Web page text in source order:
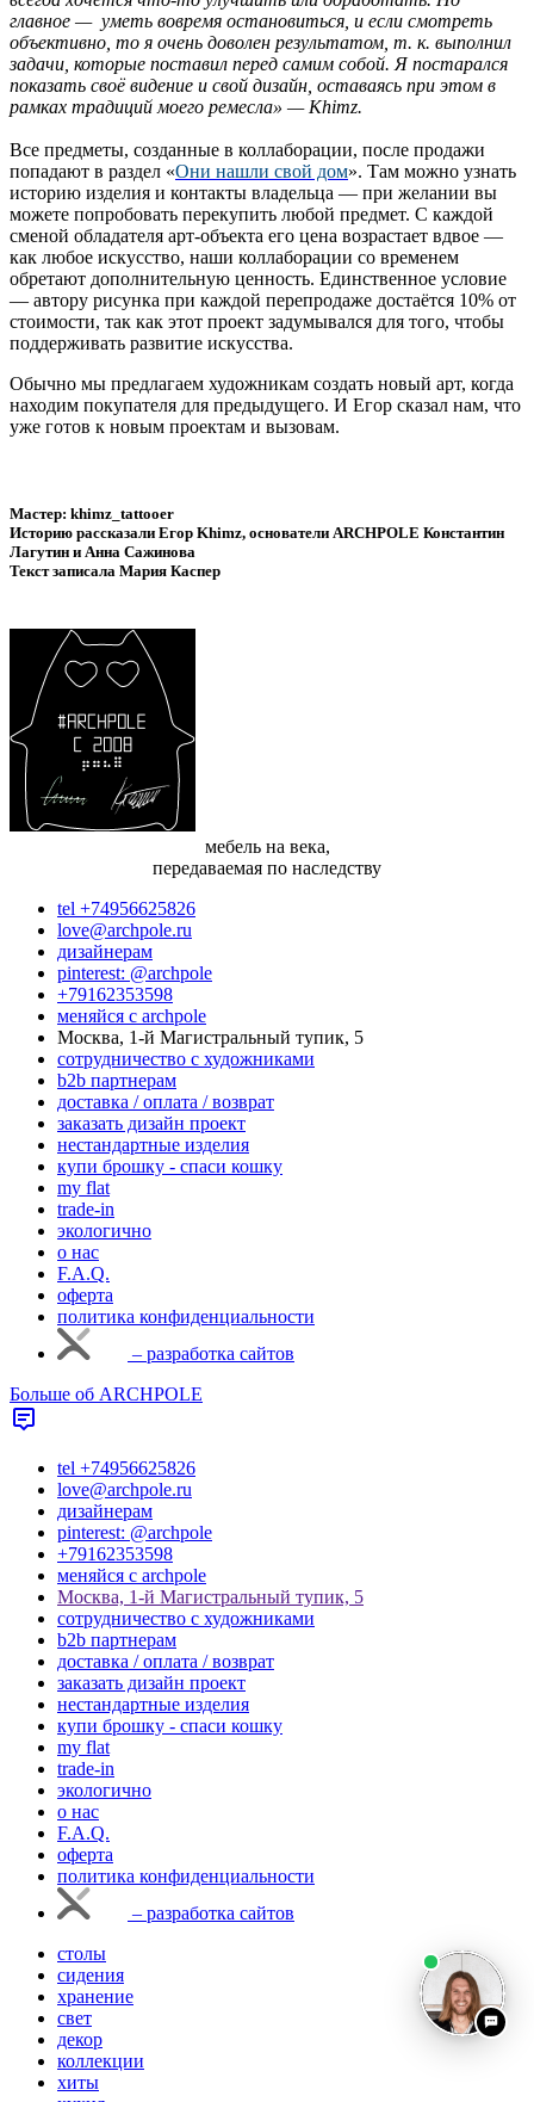
главное — уметь вовремя остановиться, и если смотреть
объективно, то я очень доволен результатом, т. к. выполнил
задачи, которые поставил перед самим собой. Я постарался
показать своё видение и свой дизайн, оставаясь при этом в
рамках традиций моего ремесла» — Khimz.
Все предметы, созданные в коллаборации, после продажи
попадают в раздел «Они нашли свой дом». Там можно узнать
историю изделия и контакты владельца — при желании вы
можете попробовать перекупить любой предмет. С каждой
сменой обладателя арт-объекта его цена возрастает вдвое —
как любое искусство, наши коллаборации со временем
обретают дополнительную ценность. Единственное условие
— автору рисунка при каждой перепродаже достаётся 10% от
стоимости, так как этот проект задумывался для того, чтобы
поддерживать развитие искусства.
Обычно мы предлагаем художникам создать новый арт, когда
находим покупателя для предыдущего. И Егор сказал нам, что
уже готов к новым проектам и вызовам.
Мастер: khimz_tattooer
Историю рассказали Егор Khimz, основатели ARCHPOLE Константин
Лагутин и Анна Сажинова
Текст записала Мария Каспер
мебель на века,
передаваемая по наследству
tel +74956625826
love@archpole.ru
дизайнерам
pinterest: @archpole
+79162353598
меняйся с аrchpole
Москва, 1-й Магистральный тупик, 5
cотрудничество с художниками
b2b партнерам
доставка / оплата / возврат
заказать дизайн проект
нестандартные изделия
купи брошку - спаси кошку
my flat
trade-in
экологично
о нас
F.A.Q.
оферта
политика конфиденциальности
– разработка сайтов
Больше об ARCHPOLE
tel +74956625826
love@archpole.ru
дизайнерам
pinterest: @archpole
+79162353598
меняйся с аrchpole
Москва, 1-й Магистральный тупик, 5
cотрудничество с художниками
b2b партнерам
доставка / оплата / возврат
заказать дизайн проект
нестандартные изделия
купи брошку - спаси кошку
my flat
trade-in
экологично
о нас
F.A.Q.
оферта
политика конфиденциальности
– разработка сайтов
столы
сидения
хранение
свет
декор
коллекции
хиты